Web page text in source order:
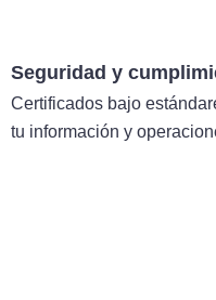
Seguridad y
Certificados bajo
tu información y